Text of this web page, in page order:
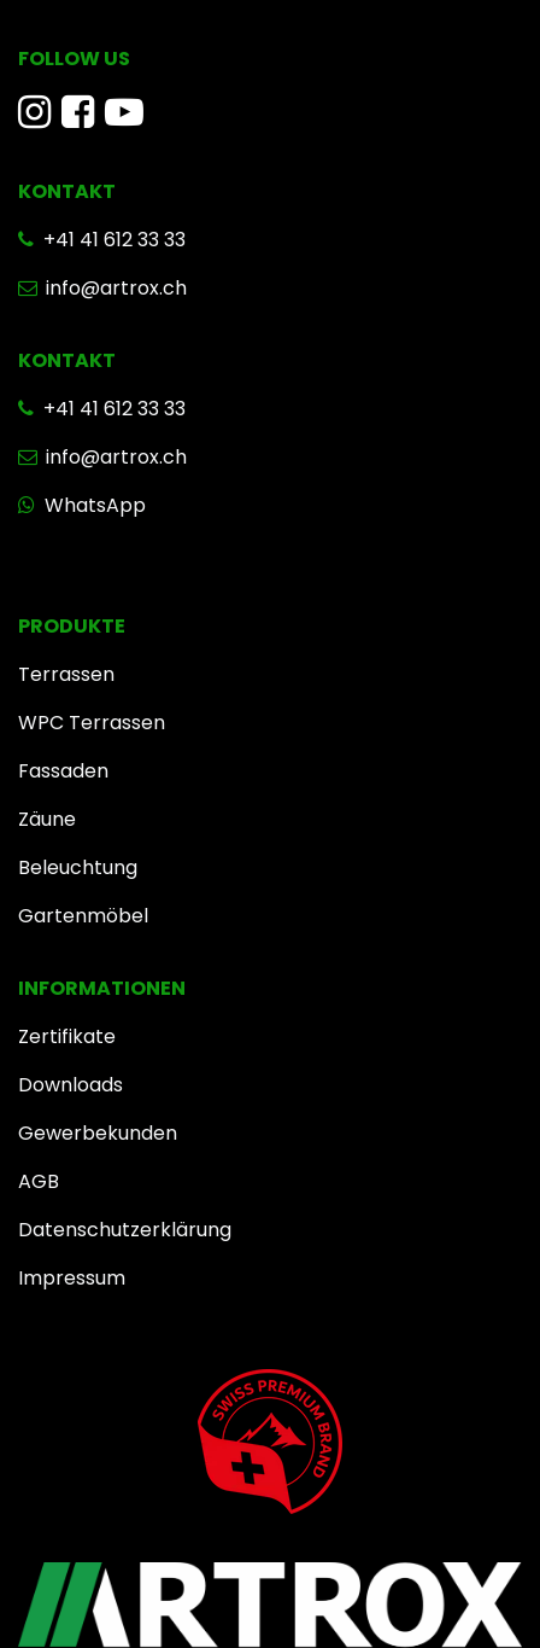
FOLLOW US
KONTAKT
​ +41 41 612 33 33
info@artrox.ch
KONTAKT
+41 41 612 33 33
info@artrox.ch
WhatsApp
INFOR​MATIONEN
Zertifikate
Downloads
Gewerbekunden
AGB
Datenschutzerklärung
Impressum
PRODUKTE
Terrassen
WPC Terrassen
Fassaden
Zäune
Beleuchtung
Gartenmöbel